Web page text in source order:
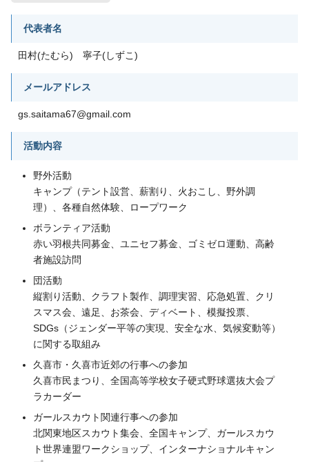
代表者名
田村(たむら) 寧子(しずこ)
メールアドレス
gs.saitama67@gmail.com
活動内容
野外活動
キャンプ（テント設営、薪割り、火おこし、野外調
理）、各種自然体験、ロープワーク
ボランティア活動
赤い羽根共同募金、ユニセフ募金、ゴミゼロ運動、高齢
者施設訪問
団活動
縦割り活動、クラフト製作、調理実習、応急処置、クリ
スマス会、遠足、お茶会、ディベート、模擬投票、
SDGs（ジェンダー平等の実現、安全な水、気候変動等）
に関する取組み
久喜市・久喜市近郊の行事への参加
久喜市民まつり、全国高等学校女子硬式野球選抜大会プ
ラカーダー
ガールスカウト関連行事への参加
北関東地区スカウト集会、全国キャンプ、ガールスカウ
ト世界連盟ワークショップ、インターナショナルキャン